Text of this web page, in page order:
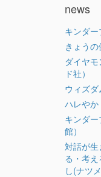
news
キンダー
きょうの
ダイヤ
ド社）
ウィズダ
ハレやか
キンダ
館）
対話が生
る・考
し(ナツ